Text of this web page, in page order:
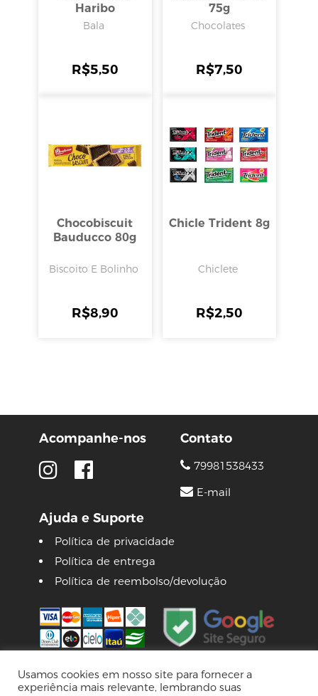
Haribo
Bala
R$5,50
75g
Chocolates
R$7,50
Chocobiscuit
Bauducco 80g
Biscoito E Bolinho
R$8,90
Chicle Trident 8g
Chiclete
R$2,50
Acompanhe-nos
Ajuda e Suporte
Política de privacidade
Política de entrega
Política de reembolso/devolução
Contato
79981538433
E-mail
© 2026 Lojas Pinguim
Usamos cookies em nosso site para fornecer a
experiência mais relevante, lembrando suas